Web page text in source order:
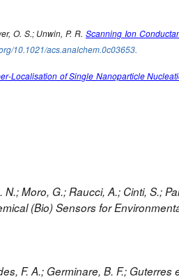
O. S.; Unwin, P. R. Scanning Ion
10.1021/acs.analchem.0c03653.
of Single Nanoparticle
Moro, G.; Raucci, A.; Cinti, S.;
(Bio) Sensors for
F. A.; Germinare, B. F.; Guterres